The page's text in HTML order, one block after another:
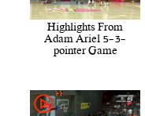
Highlights From
Adam Ariel 5-3-
pointer Game